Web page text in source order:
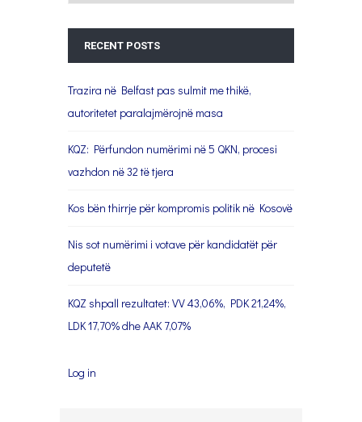
RECENT POSTS
Trazira në Belfast pas sulmit me thikë,
autoritetet paralajmërojnë masa
KQZ: Përfundon numërimi në 5 QKN, procesi
vazhdon në 32 të tjera
Kos bën thirrje për kompromis politik në Kosovë
Nis sot numërimi i votave për kandidatët për
deputetë
KQZ shpall rezultatet: VV 43,06%, PDK 21,24%,
LDK 17,70% dhe AAK 7,07%
Log in